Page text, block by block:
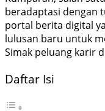
beradaptasi dengan
portal berita digital
lulusan baru untuk
Simak peluang karir
Daftar Isi